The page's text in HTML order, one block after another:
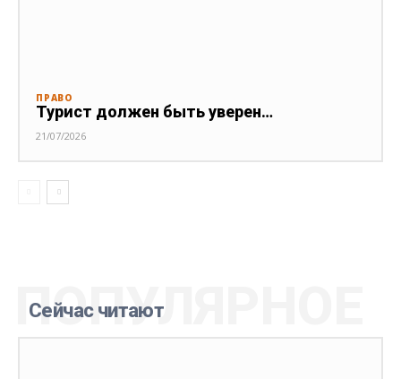
ПРАВО
Турист должен быть уверен…
21/07/2026
Сейчас читают
ПОПУЛЯРНОЕ